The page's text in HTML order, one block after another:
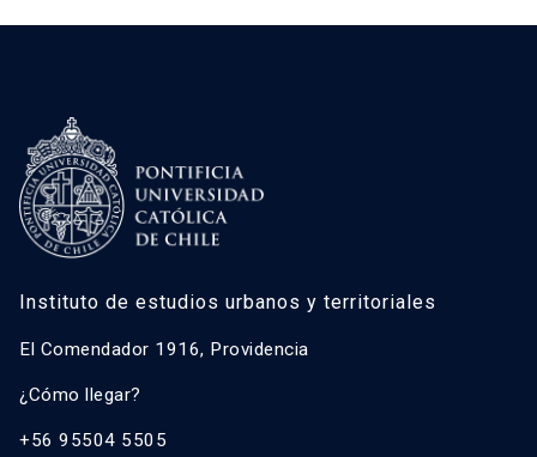
Instituto de estudios urbanos y territoriales
El Comendador 1916, Providencia
¿Cómo llegar?
+56 95504 5505